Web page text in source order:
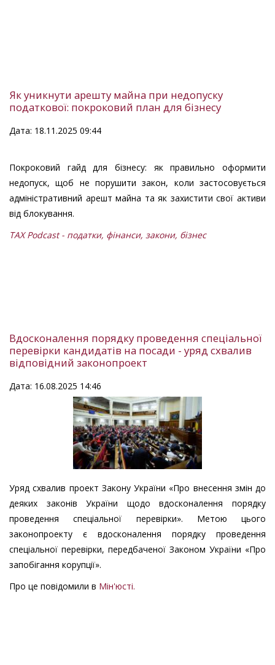
Як уникнути арешту майна при недопуску
податкової: покроковий план для бізнесу
Дата: 18.11.2025 09:44
Покроковий гайд для бізнесу: як правильно оформити
недопуск, щоб не порушити закон, коли застосовується
адміністративний арешт майна та як захистити свої активи
від блокування.
TAX Podcast - податки, фінанси, закони, бізнес
Вдосконалення порядку проведення спеціальної
перевірки кандидатів на посади - уряд схвалив
відповідний законопроект
Дата: 16.08.2025 14:46
Уряд схвалив проект Закону України «Про внесення змін до
деяких законів України щодо вдосконалення порядку
проведення спеціальної перевірки». Метою цього
законопроекту є вдосконалення порядку проведення
спеціальної перевірки, передбаченої Законом України «Про
запобігання корупції».
Про це повідомили в Мін'юсті.